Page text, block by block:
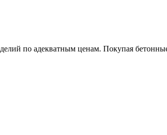
по адекватным ценам. Покупая